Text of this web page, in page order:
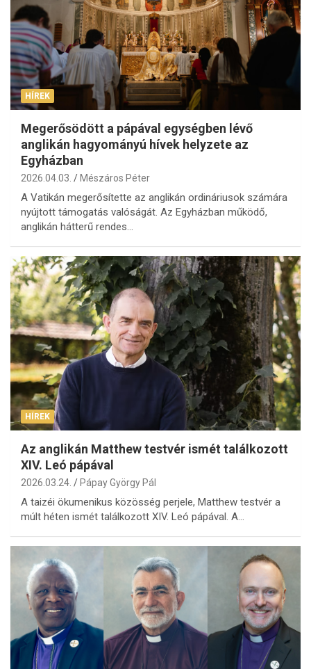
HÍREK
Megerősödött a pápával egységben lévő
anglikán hagyományú hívek helyzete az
Egyházban
2026.04.03. Mészáros Péter
A Vatikán megerősítette az anglikán ordináriusok számára
nyújtott támogatás valóságát. Az Egyházban működő,
anglikán hátterű rendes…
HÍREK
Az anglikán Matthew testvér ismét találkozott
XIV. Leó pápával
2026.03.24. Pápay György Pál
A taizéi ökumenikus közösség perjele, Matthew testvér a
múlt héten ismét találkozott XIV. Leó pápával. A…